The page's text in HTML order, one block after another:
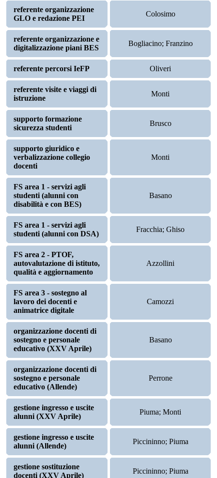
referente organizzazione
GLO e redazione PEI
Colosimo
referente organizzazione e
digitalizzazione piani BES
Bogliacino; Franzino
referente percorsi IeFP Oliveri
referente visite e viaggi di
istruzione
Monti
supporto formazione
sicurezza studenti
Brusco
supporto giuridico e
verbalizzazione collegio
docenti
Monti
FS area 1 - servizi agli
studenti (alunni con
disabilità e con BES)
Basano
FS area 1 - servizi agli
studenti (alunni con DSA)
Fracchia; Ghiso
FS area 2 - PTOF,
autovalutazione di istituto,
qualità e aggiornamento
Azzollini
FS area 3 - sostegno al
lavoro dei docenti e
animatrice digitale
Camozzi
organizzazione docenti di
sostegno e personale
educativo (XXV Aprile)
Basano
organizzazione docenti di
sostegno e personale
educativo (Allende)
Perrone
gestione ingresso e uscite
alunni (XXV Aprile)
Piuma; Monti
gestione ingresso e uscite
alunni (Allende)
Piccininno; Piuma
gestione sostituzione
docenti (XXV Aprile)
Piccininno; Piuma